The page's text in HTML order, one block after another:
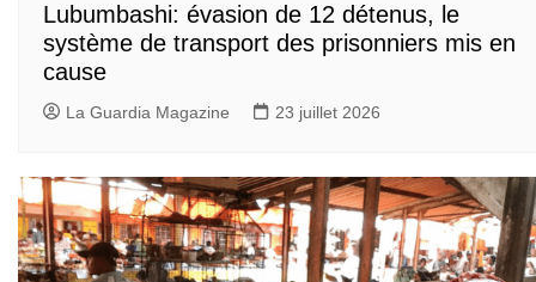
Lubumbashi: évasion de 12 détenus, le
système de transport des prisonniers mis en
cause
La Guardia Magazine 23 juillet 2026